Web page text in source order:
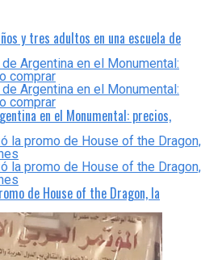
y tres adultos en una escuela de
en el Monumental: precios,
de House of the Dragon, la